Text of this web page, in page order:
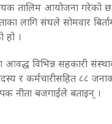
तालिम आयोजना गरेको
लागि संघले सोमवार
हो ।
आवद्ध विभिन्न सहकारी
र कर्मचारीसहित ८८
नीता बजगाईले बताइन् ।